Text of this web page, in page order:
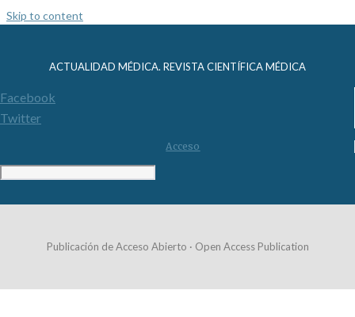
Skip to content
ACTUALIDAD MÉDICA. REVISTA CIENTÍFICA MÉDICA
Facebook
Twitter
Acceso
Publicación de Acceso Abierto · Open Access Publication